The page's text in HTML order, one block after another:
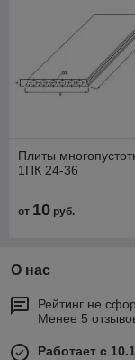
Плиты
1ПК 24-36
от 10 руб.
О нас
Рейтинг не
Менее 5
Работает с